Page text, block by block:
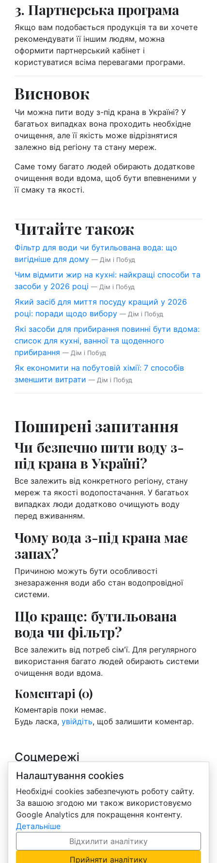
3. Партнерська програма
Якщо вам подобається продукція та ви хочете
рекомендувати її іншим людям, можна
оформити партнерський кабінет і
користуватися всіма перевагами програми.
Висновок
Чи можна пити воду з-під крана в Україні? У
багатьох випадках вона проходить необхідне
очищення, але її якість може відрізнятися
залежно від регіону та стану мереж.
Саме тому багато людей обирають додаткове
очищення води вдома, щоб бути впевненими у
її смаку та якості.
Читайте також
Фільтр для води чи бутильована вода: що
вигідніше для дому — Дім і Побуд
Чим відмити жир на кухні: найкращі способи та
засоби у 2026 році — Дім і Побуд
Який засіб для миття посуду кращий у 2026
році: поради щодо вибору — Дім і Побуд
Які засоби для прибирання повинні бути вдома:
список для кухні, ванної та щоденного
прибирання — Дім і Побуд
Як економити на побутовій хімії: 7 способів
зменшити витрати — Дім і Побуд
Поширені запитання
Чи безпечно пити воду з-
під крана в Україні?
Все залежить від конкретного регіону, стану
мереж та якості водопостачання. У багатьох
випадках люди додатково очищують воду
перед вживанням.
Чому вода з-під крана має
запах?
Причиною можуть бути особливості
знезараження води або стан водопровідної
системи.
Що краще: бутильована
вода чи фільтр?
Все залежить від потреб сім'ї. Для регулярного
використання багато людей обирають системи
очищення води вдома.
Коментарі (0)
Коментарів поки немає.
Будь ласка, увійдіть, щоб залишити коментар.
Соцмережі
Instagram
Блог про бізнес Amway, продукцію та навчання
Політика конфіденційності ·Політика cookies ·
Налаштувати cookies
Налаштування cookies
Необхідні cookies забезпечують роботу сайту.
За вашою згодою ми також використовуємо
Google Analytics для покращення контенту.
Детальніше
Відхилити аналітику
Прийняти аналітику